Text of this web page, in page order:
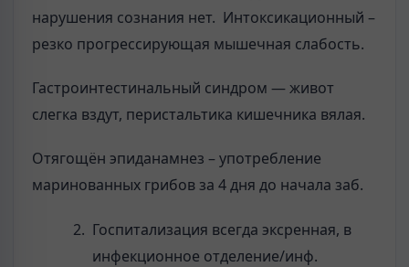
нарушения сознания нет. Интоксикационный –
резко прогрессирующая мышечная слабость.
Гастроинтестинальный синдром — жи­вот
слегка вздут, перистальтика кишечника вялая.
Отягощён эпиданамнез – употребление
маринованных грибов за 4 дня до начала заб.
Госпитализация всегда эксренная, в
инфекционное отделение/инф.